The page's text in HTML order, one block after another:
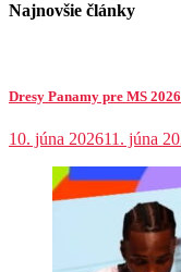
Najnovšie články
Dresy Panamy pre MS 2026
10. júna 202611. júna